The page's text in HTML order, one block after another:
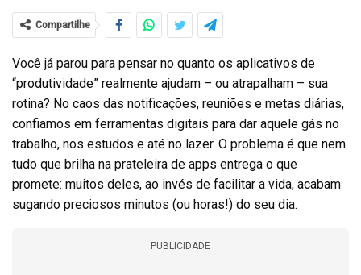
Compartilhe
Você já parou para pensar no quanto os aplicativos de
“produtividade” realmente ajudam – ou atrapalham – sua
rotina? No caos das notificações, reuniões e metas diárias,
confiamos em ferramentas digitais para dar aquele gás no
trabalho, nos estudos e até no lazer. O problema é que nem
tudo que brilha na prateleira de apps entrega o que
promete: muitos deles, ao invés de facilitar a vida, acabam
sugando preciosos minutos (ou horas!) do seu dia.
PUBLICIDADE